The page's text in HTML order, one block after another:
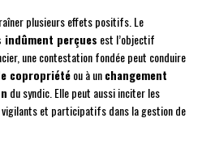
plusieurs effets positifs. Le
indûment perçues est l’objectif
une contestation fondée peut conduire
copropriétéou à unchangement
du syndic. Elle peut aussi inciter les
et participatifs dans la gestion de